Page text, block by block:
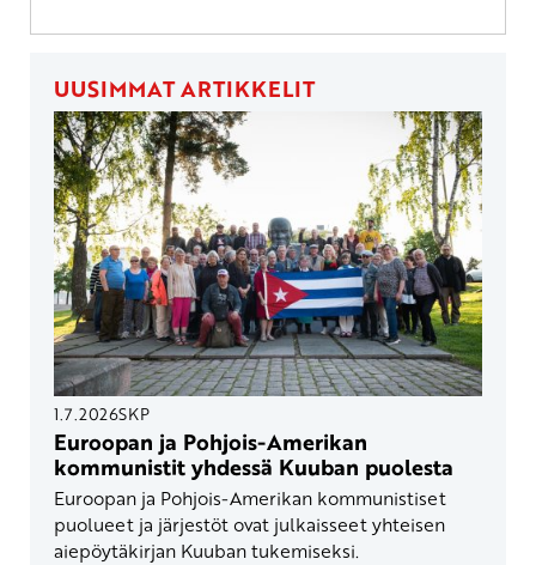
UUSIMMAT ARTIKKELIT
1.7.2026SKP
Euroopan ja Pohjois-Amerikan
kommunistit yhdessä Kuuban puolesta
Euroopan ja Pohjois-Amerikan kommunistiset
puolueet ja järjestöt ovat julkaisseet yhteisen
aiepöytäkirjan Kuuban tukemiseksi.